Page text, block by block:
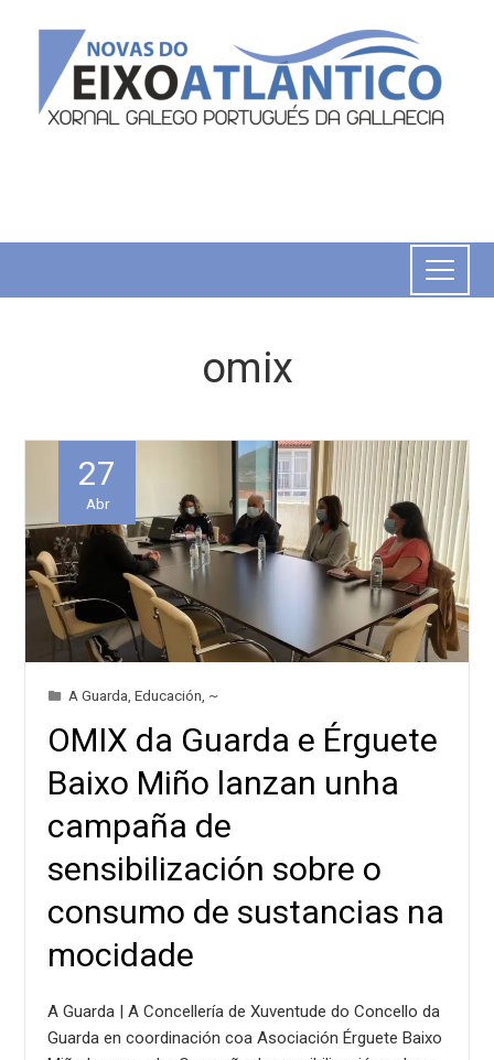
omix
27
Abr
A Guarda ,Educación ~
OMIX da Guarda e Érguete
Baixo Miño lanzan unha
campaña de
sensibilización sobre o
consumo de sustancias na
mocidade
A Guarda | A Concellería de Xuventude do Concello da
Guarda en coordinación coa Asociación Érguete Baixo